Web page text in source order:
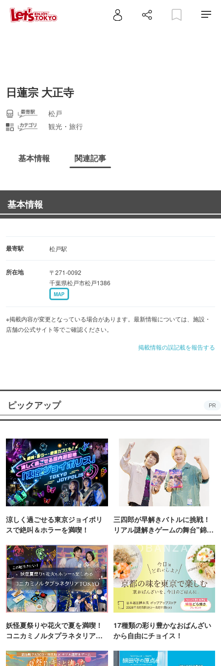
日蓮宗 大正寺
松戸
観光・旅行
基本情報 関連記事
基本情報
最寄駅 松戸駅
所在地
〒271-0092
千葉県松戸市松戸1386
MAP
※掲載内容が変更となっている場合があります。最新情報については、施設・
店舗の公式サイト等でご確認ください。
掲載情報の誤記載を報告する
ピックアップ PR
涼しく過ごせる東京ジョイポリ
スで絶叫＆ホラーを満喫！
三四郎が早解きバトルに挑戦！
リアル謎解きゲームの舞台"錦糸
妖怪夏祭りや花火で夏を満喫！
コニカミノルタプラネタリア
17種類の彩り豊かなおばんざい
から自由にチョイス！